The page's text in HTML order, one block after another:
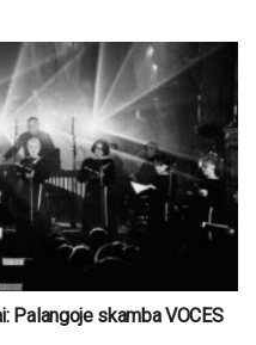
Palangoje skamba VOCES